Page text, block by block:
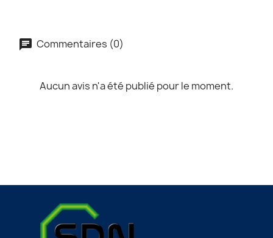
Commentaires (0)
Aucun avis n'a été publié pour le moment.